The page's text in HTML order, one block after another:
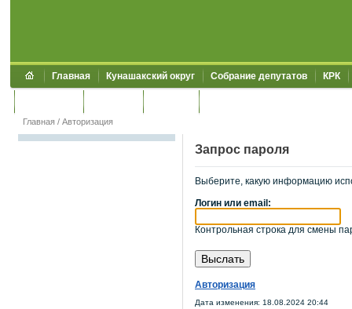
Главная Кунашакский округ Собрание депутатов КРК
Главная / Авторизация
Запрос пароля
Выберите, какую информацию
Логин или email:
Контрольная строка для смены
Авторизация
Дата изменения: 18.08.2024 20:44